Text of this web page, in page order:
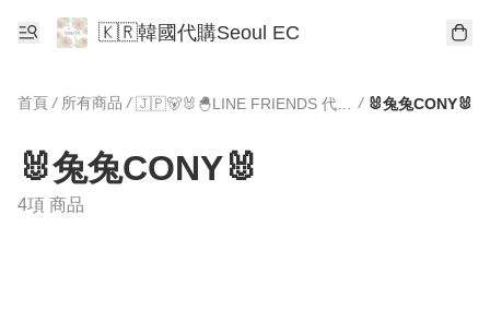
🇰🇷韓國代購Seoul EC
首頁 / 所有商品 / / 🐰兔兔CONY🐰
🐰兔兔CONY🐰
4項 商品